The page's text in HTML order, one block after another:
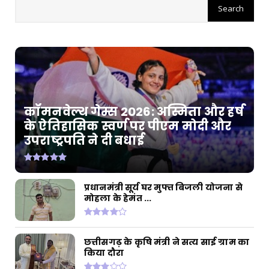
कॉमनवेल्थ गेम्स 2026: अस्मिता और हर्ष
के ऐतिहासिक स्वर्ण पर पीएम मोदी और
उपराष्ट्रपति ने दी बधाई
प्रधानमंत्री सूर्य घर मुफ्त बिजली योजना से
मोहला के हेमंत ...
छत्तीसगढ़ के कृषि मंत्री ने सत्य साई ग्राम का
किया दौरा